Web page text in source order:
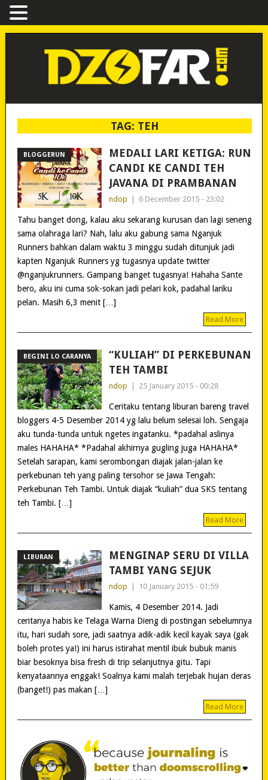
TAG: TEH
BLOGGERUN
MEDALI LARI KETIGA: RUN
CANDI KE CANDI TEH
JAVANA DI PRAMBANAN
ndop 6 December 2015 - 23:02
Tahu banget dong, kalau aku sekarang kurusan dan lagi seneng
sama olahraga lari? Nah, lalu aku gabung sama Nganjuk
Runners bahkan dalam waktu 3 minggu sudah ditunjuk jadi
kapten Nganjuk Runners yg tugasnya update twitter
@nganjukrunners. Gampang banget tugasnya! Hahaha Sante
bero, aku ini cuma sok-sokan jadi pelari kok, padahal lariku
pelan. Masih 6,3 menit […]
Read More
BEGINI LO CARANYA
“KULIAH” DI PERKEBUNAN
TEH TAMBI
ndop 25 January 2015 - 00:28
Ceritaku tentang liburan bareng travel
bloggers 4-5 Desember 2014 yg lalu belum selesai loh. Sengaja
aku tunda-tunda untuk ngetes ingatanku. *padahal aslinya
males HAHAHA* *Padahal akhirnya gugling juga HAHAHA*
Setelah sarapan, kami serombongan diajak jalan-jalan ke
perkebunan teh yang paling tersohor se Jawa Tengah:
Perkebunan Teh Tambi. Untuk diajak “kuliah” dua SKS tentang
teh Tambi. […]
Read More
LIBURAN
MENGINAP SERU DI VILLA
TAMBI YANG SEJUK
ndop 10 January 2015 - 01:59
Kamis, 4 Desember 2014. Jadi
ceritanya habis ke Telaga Warna Dieng di postingan sebelumnya
itu, hari sudah sore, jadi saatnya adik-adik kecil kayak saya (gak
boleh protes ya!) ini harus istirahat mentil ibuk bubuk manis
biar besoknya bisa fresh di trip selanjutnya gitu. Tapi
kenyataannya enggak! Soalnya kami malah terjebak hujan deras
(banget!) pas makan […]
Read More